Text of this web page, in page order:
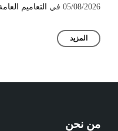
05/08/2026 في التعاميم
المزيد
من نحن